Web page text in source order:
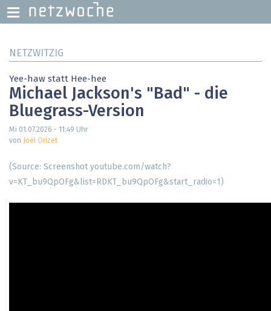
zumNETZWITZIG
Yee-haw statt Hee-hee
Michael Jackson's "Bad" - die
Bluegrass-Version
Mi 01.07.2026 - 11:49 Uhr
von
Joël Orizet
(Source: Screenshot youtube.com/watch?
v=KT_bu9QpOFg&list=RDKT_bu9QpOFg&start_radio=1)